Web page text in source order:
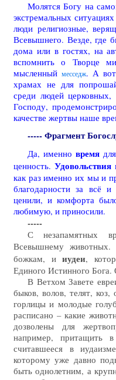
Молятся Богу на
экстремальных
люди религиозные,
Всевышнего. Везде, где
дома или в гостях, на
вспомнить о Творце
мысленный месседж. А вот
храмах не для
среди людей церковных,
Господу,
качестве жертвы наше
----- Фрагмент
Да, именно время
ценность. Удовольствия
как раз именно их мы и
благодарности за всё
ценили, и комфорта
любимую, и приносили.
-----
С незапамятных
Всевышнему
божкам, ииудеи,
Единого Истинного
В Ветхом Завете
быков, волов, телят,
горлицы и молодые
расписано – какие
дозволены для
например, притащить
считавшееся в
которому уже давно
быть однолетним, а